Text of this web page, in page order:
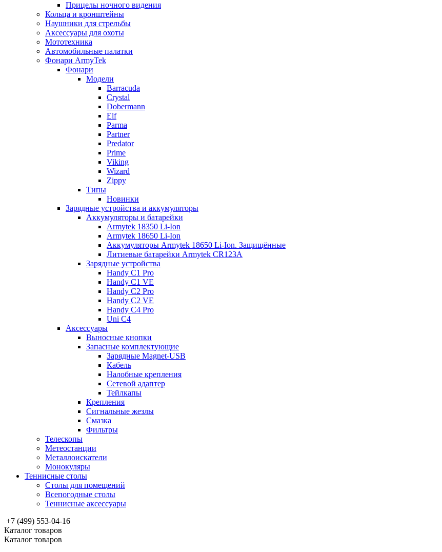
Прицелы ночного видения
Кольца и кронштейны
Наушники для стрельбы
Аксессуары для охоты
Мототехника
Автомобильные палатки
Фонари ArmyTek
Фонари
Модели
Barracuda
Crystal
Dobermann
Elf
Parma
Partner
Predator
Prime
Viking
Wizard
Zippy
Типы
Новинки
Зарядные устройства и аккумуляторы
Аккумуляторы и батарейки
Armytek 18350 Li-Ion
Armytek 18650 Li-Ion
Аккумуляторы Armytek 18650 Li-Ion. Защищённые
Литиевые батарейки Armytek CR123A
Зарядные устройства
Handy C1 Pro
Handy C1 VE
Handy C2 Pro
Handy C2 VE
Handy C4 Pro
Uni C4
Аксессуары
Выносные кнопки
Запасные комплектующие
Зарядные Magnet-USB
Кабель
Налобные крепления
Сетевой адаптер
Тейлкапы
Крепления
Сигнальные жезлы
Смазка
Фильтры
Телескопы
Метеостанции
Металлоискатели
Монокуляры
Теннисные столы
Столы для помещений
Всепогодные столы
Теннисные аксессуары
+7 (499) 553-04-16
Каталог товаров
Каталог товаров